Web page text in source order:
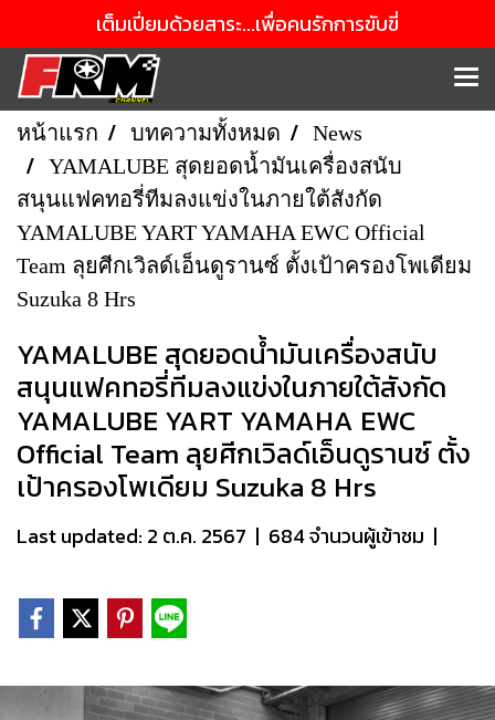
เต็มเปี่ยมด้วยสาระ...เพื่อคนรักการขับขี่
หน้าแรก บทความทั้งหมด
News
YAMALUBE สุดยอดน้ำมันเครื่องสนับ
สนุนแฟคทอรี่ทีมลงแข่งในภายใต้สังกัด
YAMALUBE YART YAMAHA EWC Official
Team ลุยศีกเวิลด์เอ็นดูรานซ์ ตั้งเป้าครองโพเดียม
Suzuka 8 Hrs
YAMALUBE สุดยอดน้ำมันเครื่องสนับ
สนุนแฟคทอรี่ทีมลงแข่งในภายใต้สังกัด
YAMALUBE YART YAMAHA EWC
Official Team ลุยศีกเวิลด์เอ็นดูรานซ์ ตั้ง
เป้าครองโพเดียม Suzuka 8 Hrs
Last updated: 2 ต.ค. 2567 | 684 จำนวนผู้เข้าชม |